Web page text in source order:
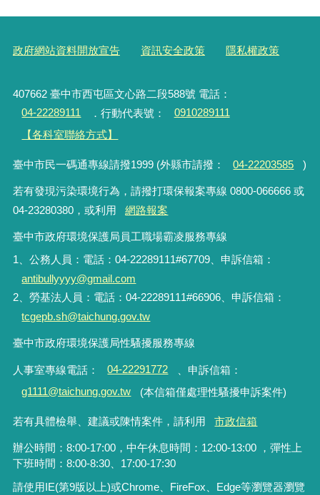
政府網站資料開放宣告 資訊安全政策 隱私權政策
407662 臺中市西屯區文心路二段588號 電話：
04-22289111
．行動代表號：
0910289111
【各科室聯絡方式】
臺中市民一碼通專線請撥1999 (外縣市請撥： 04-22203585 )
若有發現污染環境行為，請撥打環保報案專線 0800-066666 或
04-23280380，或利用
網路報案
臺中市政府環境保護局員工職場霸凌服務專線
1、公務人員：電話：04-22289111#67709、申訴信箱：
antibullyyyy@gmail.com
2、勞基法人員：電話：04-22289111#66906、申訴信箱：
tcgepb.sh@taichung.gov.tw
臺中市政府環境保護局性騷擾服務專線
人事室專線電話： 04-22291772 、申訴信箱 ：
g1111@taichung.gov.tw
(本信箱僅處理性騷擾申訴案件)
若有具體檢舉、建議或陳情案件，請利用 市政信箱
辦公時間：8:00-17:00，中午休息時間：12:00-13:00 ，彈性上
下班時間：8:00-8:30、17:00-17:30
請使用IE(第9版以上)或Chrome、FireFox、Edge等瀏覽器瀏覽